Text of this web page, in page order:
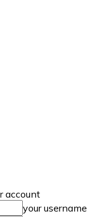
account
your username